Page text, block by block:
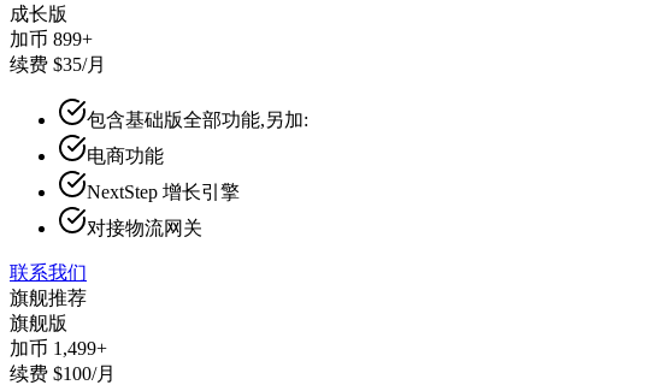
成长版
加币 899+
续费 $35/月
包含基础版全部功能,另加:
电商功能
NextStep 增长引擎
对接物流网关
联系我们
旗舰推荐
旗舰版
加币 1,499+
续费 $100/月